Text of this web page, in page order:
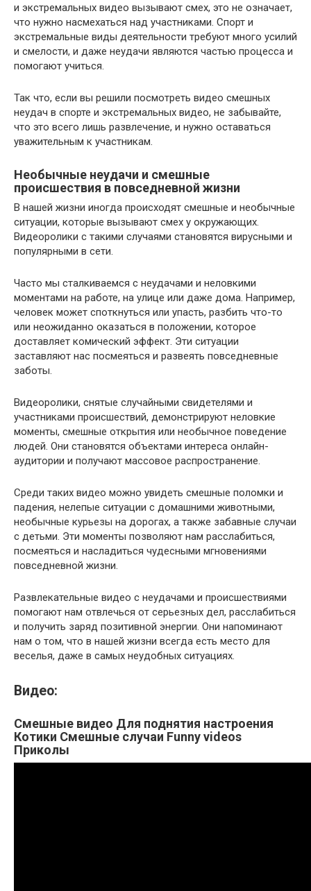
и экстремальных видео вызывают смех, это не означает,
что нужно насмехаться над участниками. Спорт и
экстремальные виды деятельности требуют много усилий
и смелости, и даже неудачи являются частью процесса и
помогают учиться.
Так что, если вы решили посмотреть видео смешных
неудач в спорте и экстремальных видео, не забывайте,
что это всего лишь развлечение, и нужно оставаться
уважительным к участникам.
Необычные неудачи и смешные
происшествия в повседневной жизни
В нашей жизни иногда происходят смешные и необычные
ситуации, которые вызывают смех у окружающих.
Видеоролики с такими случаями становятся вирусными и
популярными в сети.
Часто мы сталкиваемся с неудачами и неловкими
моментами на работе, на улице или даже дома. Например,
человек может споткнуться или упасть, разбить что-то
или неожиданно оказаться в положении, которое
доставляет комический эффект. Эти ситуации
заставляют нас посмеяться и развеять повседневные
заботы.
Видеоролики, снятые случайными свидетелями и
участниками происшествий, демонстрируют неловкие
моменты, смешные открытия или необычное поведение
людей. Они становятся объектами интереса онлайн-
аудитории и получают массовое распространение.
Среди таких видео можно увидеть смешные поломки и
падения, нелепые ситуации с домашними животными,
необычные курьезы на дорогах, а также забавные случаи
с детьми. Эти моменты позволяют нам расслабиться,
посмеяться и насладиться чудесными мгновениями
повседневной жизни.
Развлекательные видео с неудачами и происшествиями
помогают нам отвлечься от серьезных дел, расслабиться
и получить заряд позитивной энергии. Они напоминают
нам о том, что в нашей жизни всегда есть место для
веселья, даже в самых неудобных ситуациях.
Видео:
Смешные видео Для поднятия настроения
Котики Смешные случаи Funny videos
Приколы